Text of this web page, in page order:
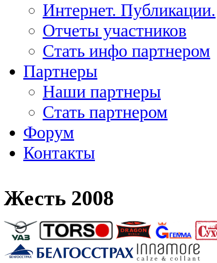
Интернет. Публикации.
Отчеты участников
Стать инфо партнером
Партнеры
Наши партнеры
Стать партнером
Форум
Контакты
Жесть 2008